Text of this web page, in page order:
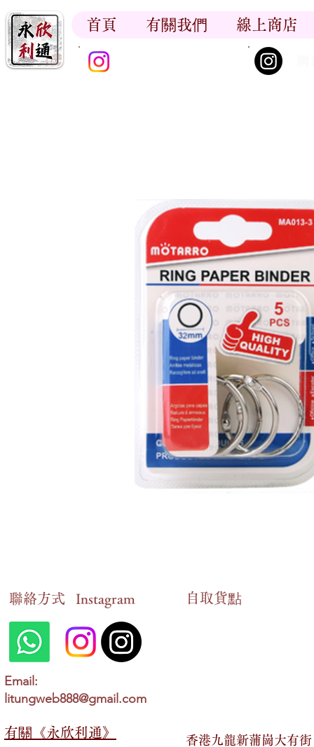
首頁 有關我們 線上商店
​聯絡方式 Instagram
Email:
litungweb888@gmail.com
有關​​《永欣利通》
自​取貨點
香港九龍新蒲崗大有